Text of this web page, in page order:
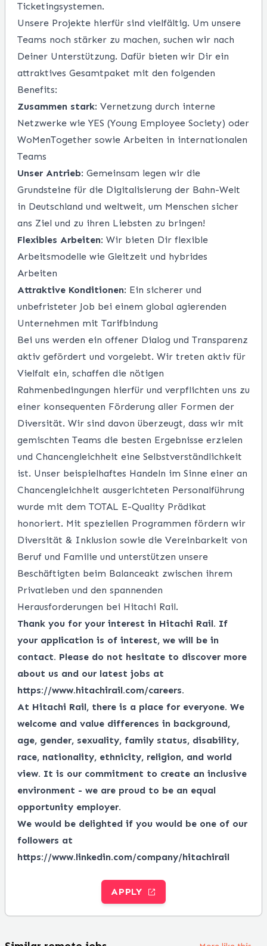
Ticketingsystemen.
Unsere Projekte hierfür sind vielfältig. Um unsere
Teams noch stärker zu machen, suchen wir nach
Deiner Unterstützung. Dafür bieten wir Dir ein
attraktives Gesamtpaket mit den folgenden
Benefits:
Zusammen stark: Vernetzung durch interne
Netzwerke wie YES (Young Employee Society) oder
WoMenTogether sowie Arbeiten in internationalen
Teams
Unser Antrieb: Gemeinsam legen wir die
Grundsteine für die Digitalisierung der Bahn-Welt
in Deutschland und weltweit, um Menschen sicher
ans Ziel und zu ihren Liebsten zu bringen!
Flexibles Arbeiten: Wir bieten Dir flexible
Arbeitsmodelle wie Gleitzeit und hybrides
Arbeiten
Attraktive Konditionen: Ein sicherer und
unbefristeter Job bei einem global agierenden
Unternehmen mit Tarifbindung
Bei uns werden ein offener Dialog und Transparenz
aktiv gefördert und vorgelebt. Wir treten aktiv für
Vielfalt ein, schaffen die nötigen
Rahmenbedingungen hierfür und verpflichten uns zu
einer konsequenten Förderung aller Formen der
Diversität. Wir sind davon überzeugt, dass wir mit
gemischten Teams die besten Ergebnisse erzielen
und Chancengleichheit eine Selbstverständlichkeit
ist. Unser beispielhaftes Handeln im Sinne einer an
Chancengleichheit ausgerichteten Personalführung
wurde mit dem TOTAL E-Quality Prädikat
honoriert. Mit speziellen Programmen fördern wir
Diversität & Inklusion sowie die Vereinbarkeit von
Beruf und Familie und unterstützen unsere
Beschäftigten beim Balanceakt zwischen ihrem
Privatleben und den spannenden
Herausforderungen bei Hitachi Rail.
Thank you for your interest in Hitachi Rail. If
your application is of interest, we will be in
contact. Please do not hesitate to discover more
about us and our latest jobs at
https://www.hitachirail.com/careers.
At Hitachi Rail, there is a place for everyone. We
welcome and value differences in background,
age, gender, sexuality, family status, disability,
race, nationality, ethnicity, religion, and world
view. It is our commitment to create an inclusive
environment - we are proud to be an equal
opportunity employer.
We would be delighted if you would be one of our
followers at
https://www.linkedin.com/company/hitachirail
APPLY